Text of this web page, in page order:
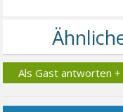
Als Gast antworten +